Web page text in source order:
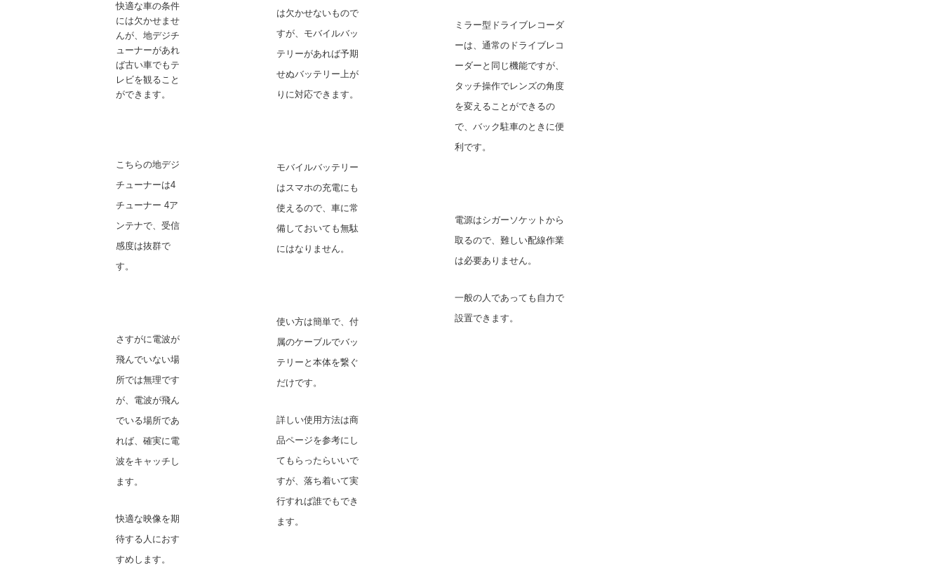
快適な車の条件
には欠かせませ
んが、地デジチ
ューナーがあれ
ば古い車でもテ
レビを観ること
ができます。
こちらの地デジ
チューナーは4
チューナー 4ア
ンテナで、受信
感度は抜群で
す。
さすがに電波が
飛んでいない場
所では無理です
が、電波が飛ん
でいる場所であ
れば、確実に電
波をキャッチし
ます。
快適な映像を期
待する人におす
すめします。
は欠かせないもので
すが、モバイルバッ
テリーがあれば予期
せぬバッテリー上が
りに対応できます。
モバイルバッテリー
はスマホの充電にも
使えるので、車に常
備しておいても無駄
にはなりません。
使い方は簡単で、付
属のケーブルでバッ
テリーと本体を繋ぐ
だけです。
詳しい使用方法は商
品ページを参考にし
てもらったらいいで
すが、落ち着いて実
行すれば誰でもでき
ます。
ミラー型ドライブレコーダ
ーは、通常のドライブレコ
ーダーと同じ機能ですが、
タッチ操作でレンズの角度
を変えることができるの
で、バック駐車のときに便
利です。
電源はシガーソケットから
取るので、難しい配線作業
は必要ありません。
一般の人であっても自力で
設置できます。